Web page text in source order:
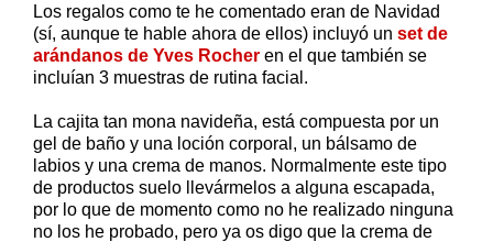
Los regalos como te he comentado eran de Navidad
(sí, aunque te hable ahora de ellos) incluyó un set de
arándanos de Yves Rocher en el que también se
incluían 3 muestras de rutina facial.
La cajita tan mona navideña, está compuesta por un
gel de baño y una loción corporal, un bálsamo de
labios y una crema de manos. Normalmente este tipo
de productos suelo llevármelos a alguna escapada,
por lo que de momento como no he realizado ninguna
no los he probado, pero ya os digo que la crema de